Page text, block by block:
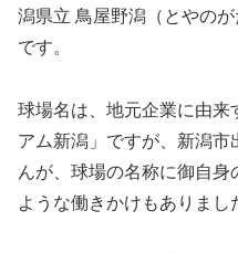
潟県立 鳥屋野潟（とやの
です。
球場名は、地元企業に由
アム新潟」ですが、新潟市
んが、球場の名称に御自
ような働きかけもありまし